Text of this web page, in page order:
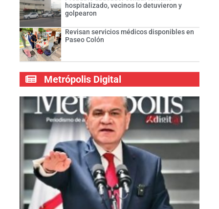
hospitalizado, vecinos lo detuvieron y
golpearon
Revisan servicios médicos disponibles en
Paseo Colón
Metrópolis Digital